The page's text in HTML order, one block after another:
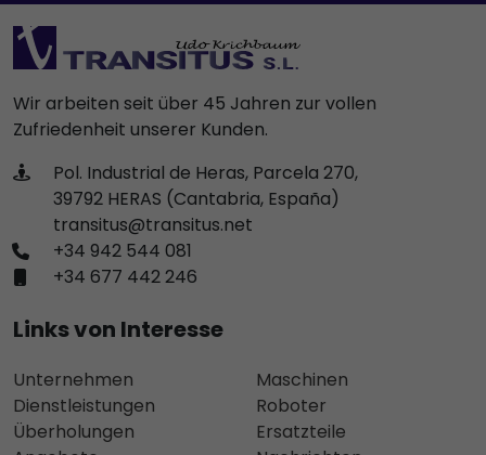
Wir arbeiten seit über 45 Jahren zur vollen
Zufriedenheit unserer Kunden.
Pol. Industrial de Heras, Parcela 270,
39792 HERAS (Cantabria, España)
transitus@transitus.net
+34 942 544 081
+34 677 442 246
Links von Interesse
Unternehmen
Dienstleistungen
Überholungen
Maschinen
Roboter
Ersatzteile